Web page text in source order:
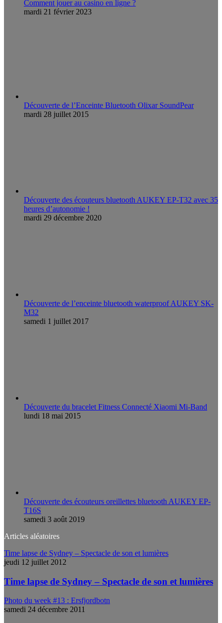
Comment jouer au casino en ligne ?
mardi 21 février 2023
Découverte de l’Enceinte Bluetooth Olixar SoundPear
mardi 28 juillet 2015
Découverte des écouteurs bluetooth AUKEY EP-T32 avec 35
heures d’autonomie !
mardi 29 décembre 2020
Découverte de l’enceinte bluetooth waterproof AUKEY SK-
M32
samedi 1 juillet 2017
Découverte du bracelet Fitness Connecté Xiaomi Mi-Band
lundi 18 mai 2015
Découverte des écouteurs oreillettes bluetooth AUKEY EP-
T16S
samedi 3 août 2019
Articles aléatoires
Time lapse de Sydney – Spectacle de son et lumières
jeudi 12 juillet 2012
Time lapse de Sydney – Spectacle de son et lumières
Photo du week #13 : Ersfjordbotn
samedi 24 décembre 2011